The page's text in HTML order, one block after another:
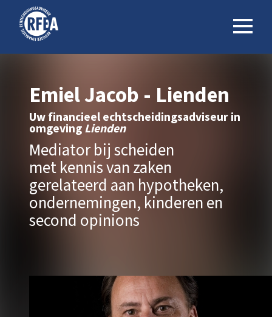
Emiel Jacob - Lienden
Uw financieel echtscheidingsadviseur in
omgevingLienden
Mediator bij scheiden
met kennis van zaken
gerelateerd aan hypotheken,
ondernemingen, kinderen en
second opinions